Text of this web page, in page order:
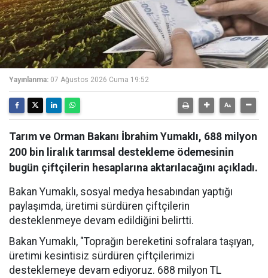
Yayınlanma: 07 Ağustos 2026 Cuma 19:52
Tarım ve Orman Bakanı İbrahim Yumaklı, 688 milyon
200 bin liralık tarımsal destekleme ödemesinin
bugün çiftçilerin hesaplarına aktarılacağını açıkladı.
Bakan Yumaklı, sosyal medya hesabından yaptığı
paylaşımda, üretimi sürdüren çiftçilerin
desteklenmeye devam edildiğini belirtti.
Bakan Yumaklı, "Toprağın bereketini sofralara taşıyan,
üretimi kesintisiz sürdüren çiftçilerimizi
desteklemeye devam ediyoruz. 688 milyon TL